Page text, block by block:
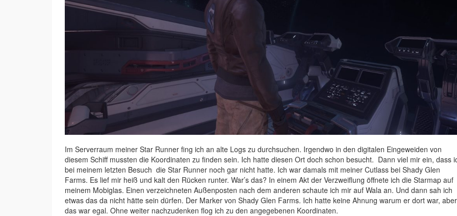
Im Serverraum meiner Star Runner fing ich an alte Logs zu durchsuchen. Irgendwo in den digitalen Eingeweiden von
diesem Schiff mussten die Koordinaten zu finden sein. Ich hatte diesen Ort doch schon besucht. Dann viel mir ein, dass
bei meinem letzten Besuch die Star Runner noch gar nicht hatte. Ich war damals mit meiner Cutlass bei Shady Glen
Farms. Es lief mir heiß und kalt den Rücken runter. War’s das? In einem Akt der Verzweiflung öffnete ich die Starmap auf
meinem Mobiglas. Einen verzeichneten Außenposten nach dem anderen schaute ich mir auf Wala an. Und dann sah ich
etwas das da nicht hätte sein dürfen. Der Marker von Shady Glen Farms. Ich hatte keine Ahnung warum er dort war, aber
das war egal. Ohne weiter nachzudenken flog ich zu den angegebenen Koordinaten.